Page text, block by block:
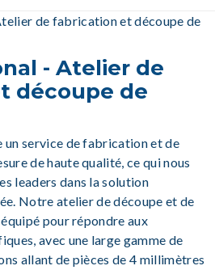
de fabrication et découpe de
- Atelier de
découpe de
un service de fabrication et de
de haute qualité, ce qui nous
leaders dans la solution
Notre atelier de découpe et de
pour répondre aux
avec une large gamme de
allant de pièces de 4 millimètres